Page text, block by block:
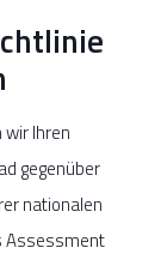
Ihren
gegenüber
nationalen
Assessment